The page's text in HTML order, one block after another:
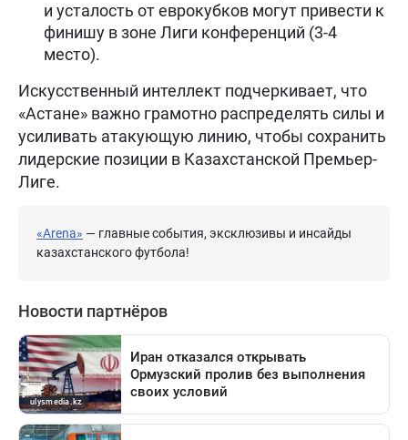
и усталость от еврокубков могут привести к
финишу в зоне Лиги конференций (3-4
место).
Искусственный интеллект подчеркивает, что
«Астане» важно грамотно распределять силы и
усиливать атакующую линию, чтобы сохранить
лидерские позиции в Казахстанской Премьер-
Лиге.
«Arena» — главные события, эксклюзивы и инсайды
казахстанского футбола!